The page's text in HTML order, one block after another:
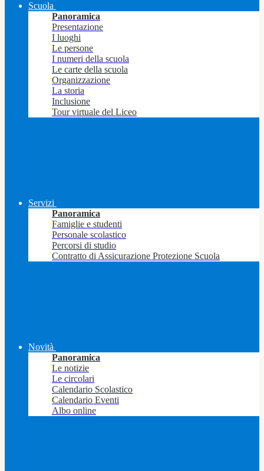
Scuola
Panoramica
Presentazione
I luoghi
Le persone
I numeri della scuola
Le carte della scuola
Organizzazione
La storia
Inclusione
Tour virtuale del Liceo
Servizi
Panoramica
Famiglie e studenti
Personale scolastico
Percorsi di studio
Contratto di Assicurazione Protezione Scuola
Novità
Panoramica
Le notizie
Le circolari
Calendario Scolastico
Calendario Eventi
Albo online